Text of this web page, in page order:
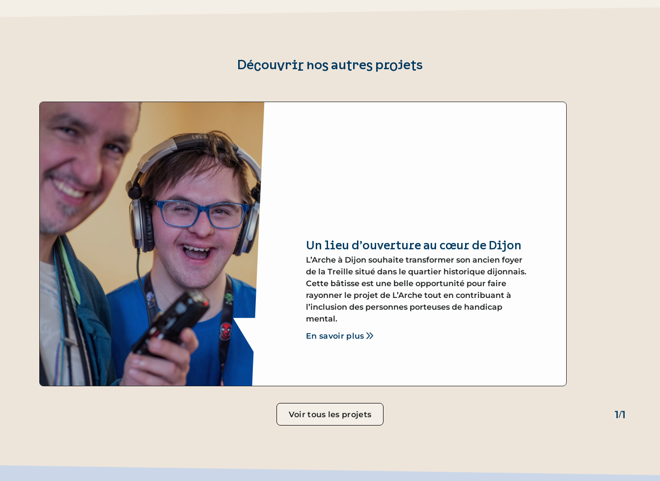
Découvrir nos autres projets
Un lieu d’ouverture au cœur de Dijon
L’Arche à Dijon souhaite transformer son ancien foyer
de la Treille situé dans le quartier historique dijonnais.
Cette bâtisse est une belle opportunité pour faire
rayonner le projet de L’Arche tout en contribuant à
l’inclusion des personnes porteuses de handicap
mental.
En savoir plus
1/1
Voir tous les projets